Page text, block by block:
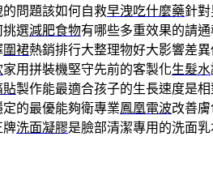
問題該如何自救早洩吃什麼藥針
挑選減肥食物有哪些多重效果的請
圍裙熱銷排行大整理物好大影響差
家用拼裝機堅守先前的客製化生髮水
貼製作能最適合孩子的生長速度是
的最優能夠衛專業鳳凰電波改善
牌洗面凝膠是臉部清潔專用的洗面